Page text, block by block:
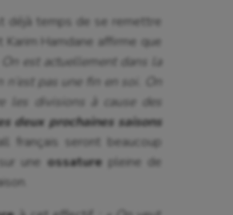
Plongée
Roller-derby
déjà temps de se remettre
Hamdane affirme que
« On est actuellement dans la
pas une fin en soi. On
les divisions à cause des
deux prochaines saisons
français seront beaucoup
une ossature pleine de